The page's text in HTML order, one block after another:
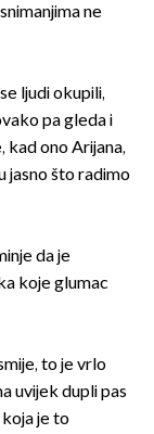
ne
ljudi okupili,
pa gleda i
kad ono Arijana,
jasno što radimo
da je
koje glumac
to je vrlo
uvijek dupli pas
je to